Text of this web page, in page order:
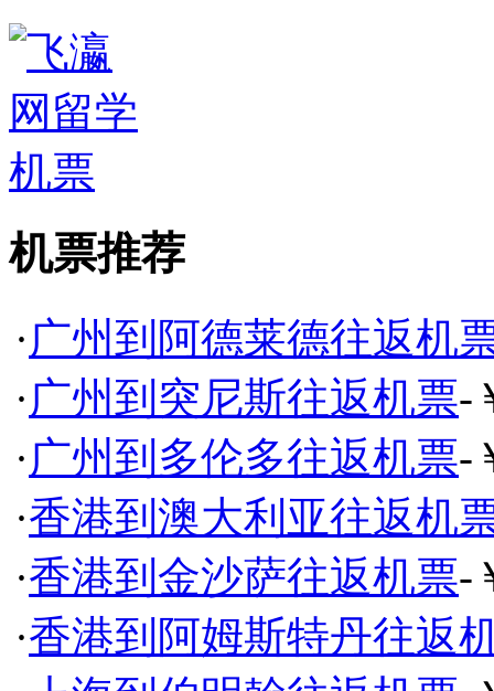
机票推荐
·广州到阿德莱德往返机
·广州到突尼斯往返机票-
·广州到多伦多往返机票-
·香港到澳大利亚往返机
·香港到金沙萨往返机票-
·香港到阿姆斯特丹往返